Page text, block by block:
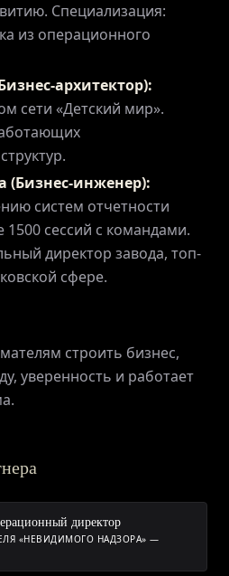
Специализация:
из операционного
архитектор):
сети «Детский мир».
(Бизнес-инженер):
систем отчетности
сессий с командами.
директор завода, топ-
сфере.
строить бизнес,
уверенность и работает
директор
«НЕВИДИМОГО НАДЗОРА» —